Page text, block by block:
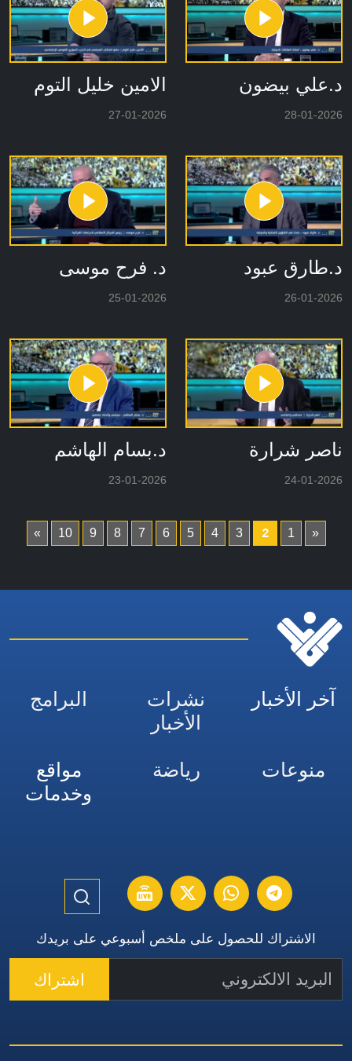
د.علي بيضون
28-01-2026
الامين خليل التوم
27-01-2026
د.طارق عبود
26-01-2026
د. فرح موسى
25-01-2026
ناصر شرارة
24-01-2026
د.بسام الهاشم
23-01-2026
«
1
2
3
4
5
6
7
8
9
10
»
آخر الأخبار
نشرات
الأخبار
البرامج
منوعات رياضة
مواقع
وخدمات
الاشتراك للحصول على ملخص أسبوعي على بريدك
اشتراك